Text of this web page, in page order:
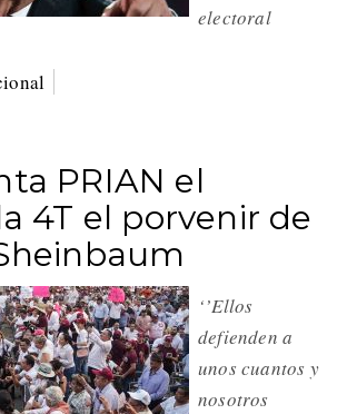
electoral
PRIAN el
4T el porvenir de
‘’Ellos
defienden a
unos cuantos y
nosotros